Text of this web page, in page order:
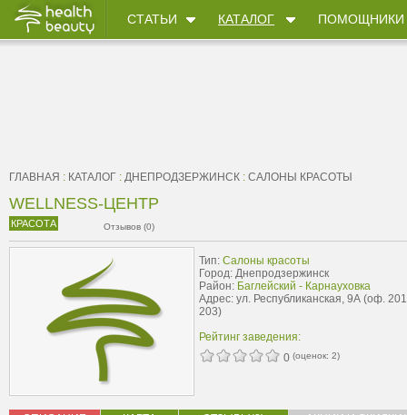
СТАТЬИ КАТАЛОГ ПОМОЩНИКИ
ГЛАВНАЯ : КАТАЛОГ : ДНЕПРОДЗЕРЖИНСК : САЛОНЫ КРАСОТЫ
WELLNESS-ЦЕНТР
КРАСОТА Отзывов (0)
Тип: Салоны красоты
Город: Днепродзержинск
Район: Баглейский - Карнауховка
Адрес: ул. Республиканская, 9А (оф.
203)
Рейтинг заведения:
0 (оценок: 2)